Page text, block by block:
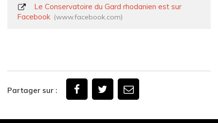
Le Conservatoire du Gard rhodanien est sur
Facebook
www.facebook.com
Partager sur :